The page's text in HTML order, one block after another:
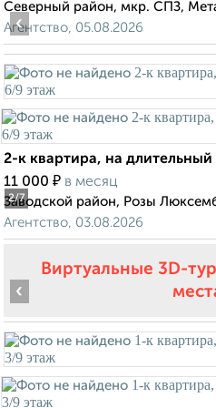
Северный район, мкр. СПЗ,
Агентство, 05.08.2026
2/7
‹
2-к квартира, на
11 000 ₽ в месяц
Заводской район, Розы
Агентство, 03.08.2026
Виртуальные 3D-
‹